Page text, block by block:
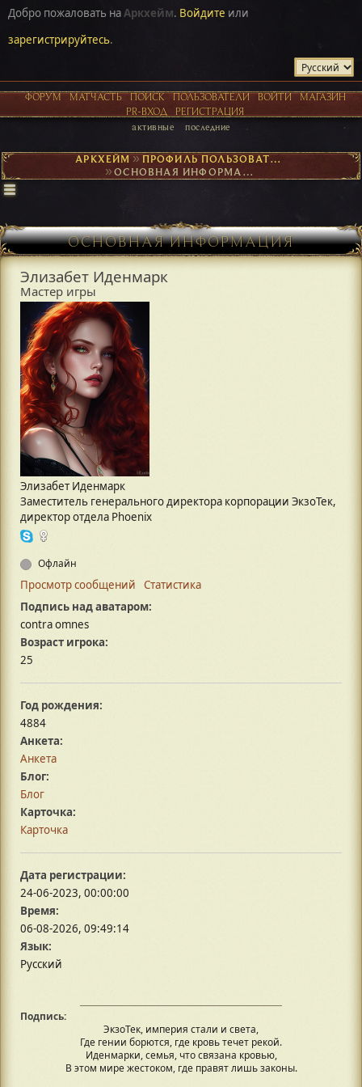
Добро пожаловать наАркхейм. Войдите или
зарегистрируйтесь.
ФОРУМ МАТЧАСТЬ ПОИСК ПОЛЬЗОВАТЕЛИ ВОЙТИ
МАГАЗИН
PR-ВХОД
РЕГИСТРАЦИЯ
активные последние
АРКХЕЙМ► ПРОФИЛЬ ПОЛЬЗОВАТЕЛЯ ЭЛИЗАБЕТ ИДЕНМАРК
► ОСНОВНАЯ ИНФОРМАЦИЯ
ОСНОВНАЯ ИНФОРМАЦИЯ
Элизабет Иденмарк
Мастер игры
Элизабет Иденмарк
Заместитель генерального директора корпорации ЭкзоТек,
директор отдела Phoenix
Офлайн
Просмотр сообщений
Статистика
Подпись над аватаром:
contra omnes
Возраст игрока:
25
Год рождения:
4884
Анкета:
Анкета
Блог:
Блог
Карточка:
Карточка
Дата регистрации:
24-06-2023, 00:00:00
Время:
06-08-2026, 09:49:14
Язык:
Русский
Подпись:
ЭкзоТек, империя стали и света,
Где гении борются, где кровь течет рекой.
Иденмарки, семья, что связана кровью,
В этом мире жестоком, где правят лишь законы.